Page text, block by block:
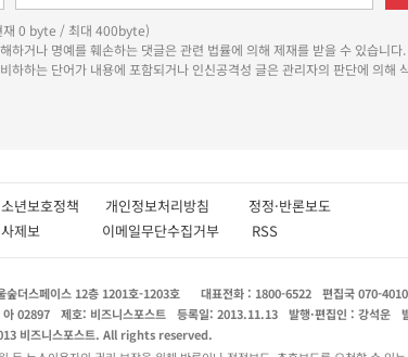
재 0 byte / 최대 400byte)
하거나 명예를 훼손하는 댓글은 관련 법률에 의해 제재를 받을 수 있습니다.
하하는 단어가 내용에 포함되거나 인신공격성 글은 관리자의 판단에 의해
소년보호정책 개인정보처리방침 정정·반론보도
사제보 이메일무단수집거부 RSS
숲더스페이스 12층 1201호-1203호 대표전화 : 1800-6522 편집국 070-
아 02897 제호: 비즈니스포스트 등록일: 2013.11.13 발행·편집인 : 강석운
비즈니스포스트. All rights reserved.